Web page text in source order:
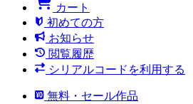
カート
初めての方
お知らせ
閲覧履歴
シリアルコードを利用する
無料・セール作品